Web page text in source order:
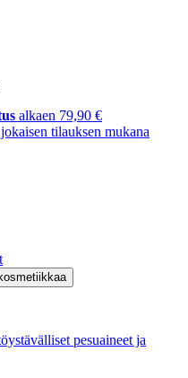
alkaen 79,90 €
jokaisen tilauksen mukana
pesuaineet ja